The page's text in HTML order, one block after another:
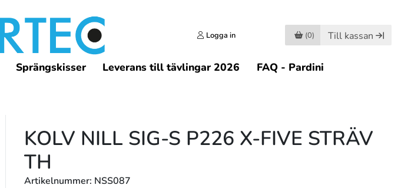
Logga in (0) Till kassan
Sprängskisser Leverans till tävlingar 2026 FAQ - Pardini
KOLV NILL SIG-S P226 X-FIVE STRÄV
TH
Artikelnummer: NSS087